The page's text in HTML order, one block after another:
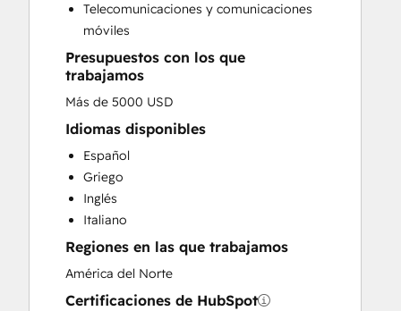
Telecomunicaciones y comunicaciones
móviles
Presupuestos con los que
trabajamos
Más de 5000 USD
Idiomas disponibles
Español
Griego
Inglés
Italiano
Regiones en las que trabajamos
América del Norte
Certificaciones de HubSpot